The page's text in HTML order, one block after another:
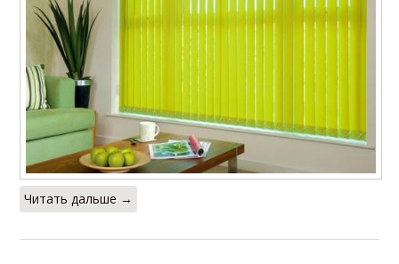
Читать дальше →